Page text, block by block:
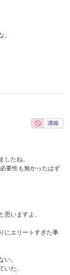
。
したね。
要性も無かったはず
いますよ。
にエリートすぎた事
い。
いた。